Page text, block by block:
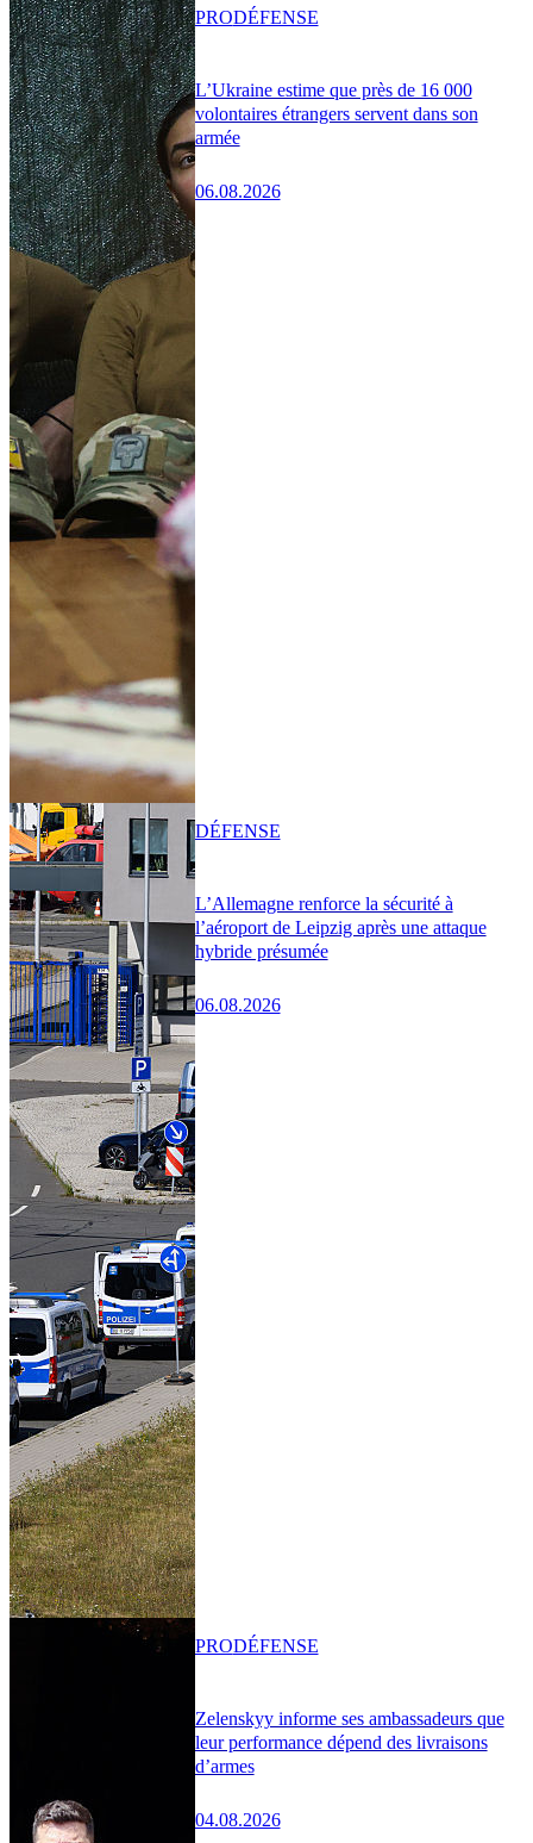
L’Ukraine estime que près de 16 000
volontaires étrangers servent dans son
armée
06.08.2026
PRODÉFENSE
L’Allemagne renforce la sécurité à
l’aéroport de Leipzig après une attaque
hybride présumée
06.08.2026
DÉFENSE
Zelenskyy informe ses ambassadeurs que
leur performance dépend des livraisons
d’armes
04.08.2026
PRODÉFENSE